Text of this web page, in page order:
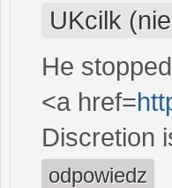
UKcilk
He
<a href=
Discretion
odpowiedz